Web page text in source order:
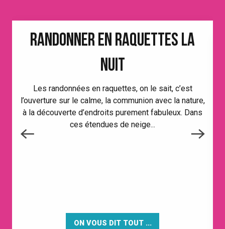
RANDONNER EN RAQUETTES LA
NUIT
Les randonnées en raquettes, on le sait, c’est
l’ouverture sur le calme, la communion avec la nature,
à la découverte d’endroits purement fabuleux. Dans
ces étendues de neige...
ON VOUS DIT TOUT ...